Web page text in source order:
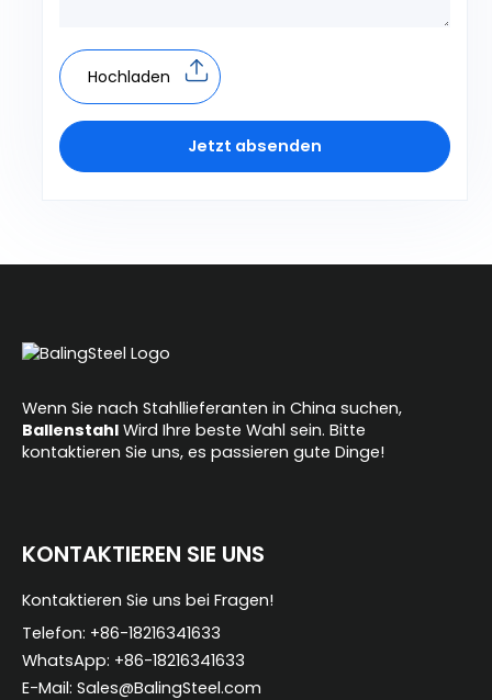
Hochladen
Jetzt absenden
t
n
t
i
:
Wenn Sie nach Stahllieferanten in China suchen,
Ballenstahl Wird Ihre beste Wahl sein. Bitte
kontaktieren Sie uns, es passieren gute Dinge!
KONTAKTIEREN SIE UNS
Kontaktieren Sie uns bei Fragen!
Telefon: +86-18216341633
WhatsApp: +86-18216341633
E-Mail: Sales@BalingSteel.com